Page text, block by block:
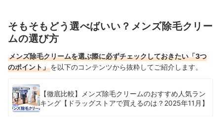
そもそもどう選べばいい？メンズ除毛クリー
ムの選び方
メンズ除毛クリームを選ぶ際に必ずチェックしておきたい「3つ
のポイント」を以下のコンテンツから抜粋してご紹介します。
【徹底比較】メンズ除毛クリームのおすすめ人気ラン
キング【ドラッグストアで買えるのは？2025年11月】